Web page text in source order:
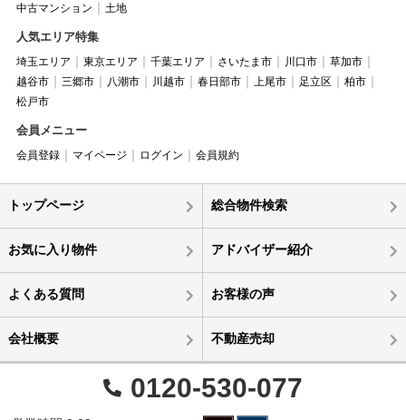
中古マンション
土地
人気エリア特集
埼玉エリア 東京エリア 千葉エリア さいたま市 川口市
草加市
越谷市
三郷市 八潮市 川越市 春日部市 上尾市 足立区
柏市
松戸市
会員メニュー
会員登録 マイページ ログイン 会員規約
トップページ 総合物件検索
お気に入り物件 アドバイザー紹介
よくある質問 お客様の声
会社概要 不動産売却
0120-530-077